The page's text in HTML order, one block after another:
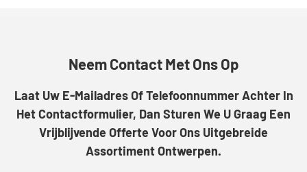
Neem Contact Met Ons Op
Laat Uw E-Mailadres Of Telefoonnummer Achter In
Het Contactformulier, Dan Sturen We U Graag Een
Vrijblijvende Offerte Voor Ons Uitgebreide
Assortiment Ontwerpen.